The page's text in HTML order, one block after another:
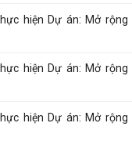
hiện Dự án: Mở rộng
hiện Dự án: Mở rộng
hiện Dự án: Mở rộng